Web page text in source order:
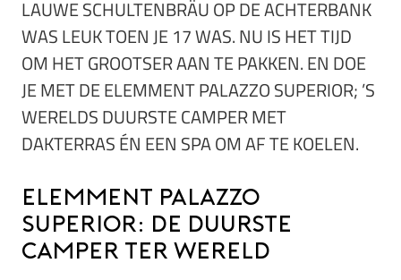
LAUWE SCHULTENBRÄU OP DE ACHTERBANK
WAS LEUK TOEN JE 17 WAS. NU IS HET TIJD
OM HET GROOTSER AAN TE PAKKEN. EN DOE
JE MET DE ELEMMENT PALAZZO SUPERIOR; ’S
WERELDS DUURSTE CAMPER MET
DAKTERRAS ÉN EEN SPA OM AF TE KOELEN.
eleMMent palazzo
Superior: de duurste
camper ter wereld